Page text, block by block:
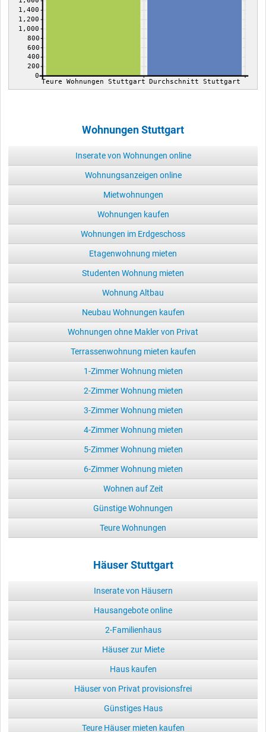
0
200
400
600
800
1,000
1,200
1,400
Teure Wohnungen Stuttgart Durchschnitt Stuttgart
Wohnungen Stuttgart
Inserate von Wohnungen online
Wohnungsanzeigen online
Mietwohnungen
Wohnungen kaufen
Wohnungen im Erdgeschoss
Etagenwohnung mieten
Studenten Wohnung mieten
Wohnung Altbau
Neubau Wohnungen kaufen
Wohnungen ohne Makler von Privat
Terrassenwohnung mieten kaufen
1-Zimmer Wohnung mieten
2-Zimmer Wohnung mieten
3-Zimmer Wohnung mieten
4-Zimmer Wohnung mieten
5-Zimmer Wohnung mieten
6-Zimmer Wohnung mieten
Wohnen auf Zeit
Günstige Wohnungen
Teure Wohnungen
Häuser Stuttgart
Inserate von Häusern
Hausangebote online
2-Familienhaus
Häuser zur Miete
Haus kaufen
Häuser von Privat provisionsfrei
Günstiges Haus
Teure Häuser mieten kaufen